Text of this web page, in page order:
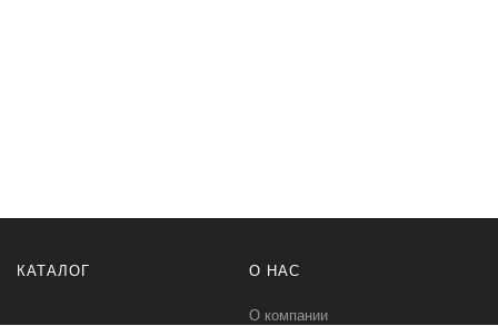
КАТАЛОГ О НАС
О компании